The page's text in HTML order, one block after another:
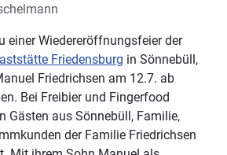
einer Wiedereröffnungsfeier der
Friedensburg in Sönnebüll,
Friedrichsen am 12.7. ab
Bei Freibier und Fingerfood
Gästen aus Sönnebüll, Familie,
der Familie Friedrichsen